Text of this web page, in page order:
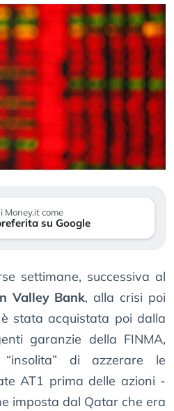
Money.it come
su Google
settimane, successiva al
Valley Bank, alla crisi poi
stata acquistata poi dalla
garanzie della FINMA,
di azzerare le
AT1 prima delle azioni -
imposta dal Qatar che era